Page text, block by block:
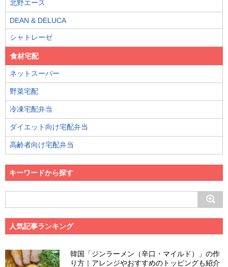
北野エース
DEAN & DELUCA
シャトレーゼ
食材宅配
ネットスーパー
野菜宅配
冷凍宅配弁当
ダイエット向け宅配弁当
高齢者向け宅配弁当
キーワードから探す
人気記事ランキング
韓国「ジンラーメン（辛口・マイルド）」の作
り方｜アレンジやおすすめのトッピングも紹介